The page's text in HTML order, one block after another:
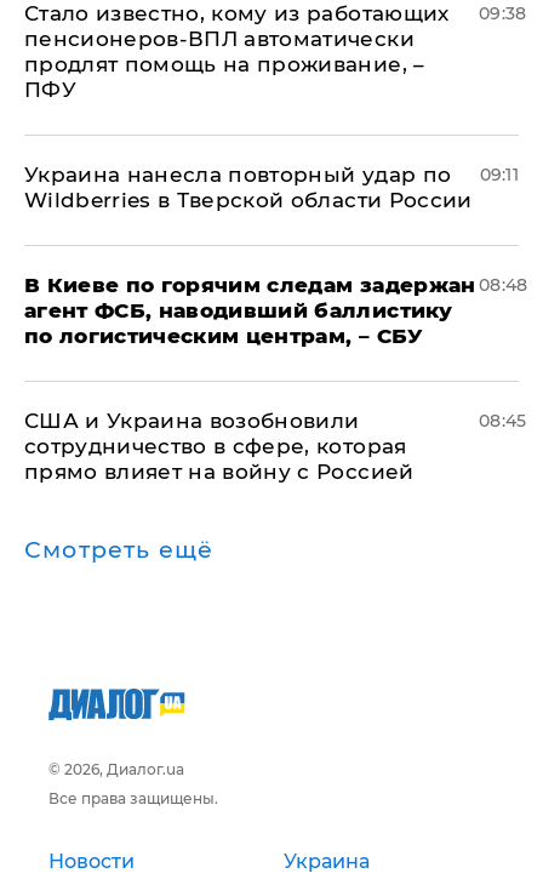
Стало известно, кому из работающих
пенсионеров-ВПЛ автоматически
продлят помощь на проживание, –
ПФУ
09:38
Украина нанесла повторный удар по
Wildberries в Тверской области России
09:11
В Киеве по горячим следам задержан
агент ФСБ, наводивший баллистику
по логистическим центрам, – СБУ
08:48
США и Украина возобновили
сотрудничество в сфере, которая
прямо влияет на войну с Россией
08:45
Смотреть ещё
© 2026, Диалог.ua
Все права защищены.
Новости Украина